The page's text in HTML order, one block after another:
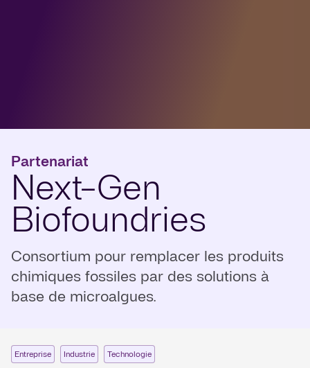
Partenariat
Next-Gen
Biofoundries
Consortium pour remplacer les produits
chimiques fossiles par des solutions à
base de microalgues.
Entreprise Industrie Technologie